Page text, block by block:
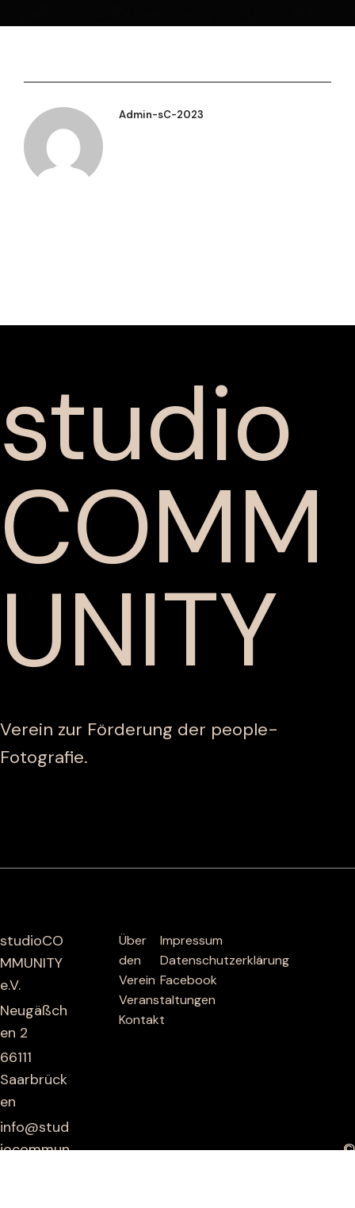
Admin-sC-2023
studio
COMM
UNITY
Verein zur Förderung der people-
Fotografie.
studioCO
MMUNITY
e.V.
Neugäßch
en 2
66111
Saarbrück
en
info@stud
iocommun
Über
den
Verein
Veranstaltungen
Kontakt
Impressum
Datenschutzerklärung
Facebook
©